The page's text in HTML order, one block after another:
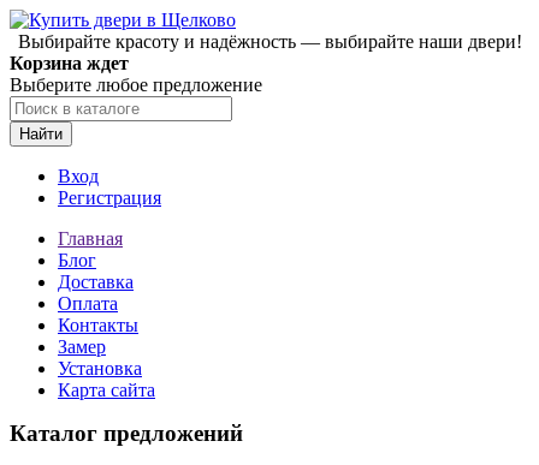
Выбирайте красоту и надёжность — выбирайте наши двери!
Корзина ждет
Выберите любое предложение
Найти
Вход
Регистрация
Главная
Блог
Доставка
Оплата
Контакты
Замер
Установка
Карта сайта
Каталог предложений